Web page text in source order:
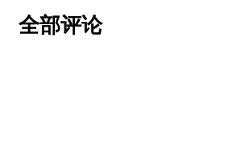
全部评论